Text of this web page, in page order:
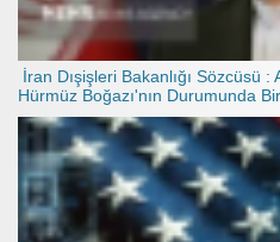
İran Dışişleri Bakanlığı Sözcüsü
Hürmüz Boğazı'nın Durumunda